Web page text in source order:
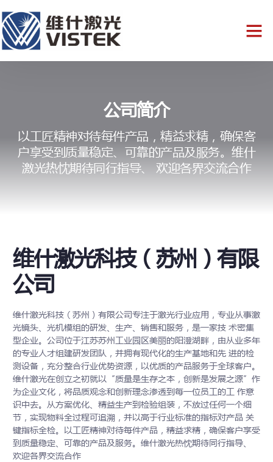
公司简介
以工匠精神对待每件产品，精益求精，确保客
户享受到质量稳定、可靠的产品及服务。维什
激光热忱期待同行指导、 欢迎各界交流合作
维什激光科技（苏州）有限
公司
维什激光科技（苏州）有限公司专注于激光行业应用，专业从事激
光镜头、光机模组的研发、生产、销售和服务，是一家技 术密集
型企业。公司位于江苏苏州工业园区美丽的阳澄湖畔，由从业多年
的专业人才组建研发团队，并拥有现代化的生产基地和先 进的检
测设备，充分整合行业优势资源，以优质的产品服务于全球客户。
维什激光在创立之初就以“质量是生存之本，创新是发展之源”作
为企业文化，将品质观念和创新理念渗透到每一位员工的工 作意
识中去。从方案优化、精益生产到检验组装，不放过任何一个细
节，实现物料全过程可追溯，并以高于行业标准的指标对产品 关
键指标全检。以工匠精神对待每件产品，精益求精，确保客户享受
到质量稳定、可靠的产品及服务。维什激光热忱期待同行指导、
欢迎各界交流合作